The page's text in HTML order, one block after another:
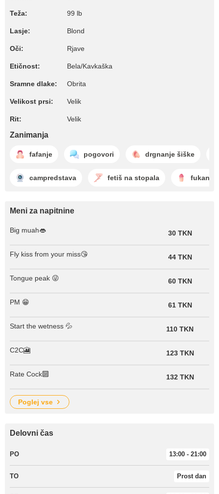
Teža: 99 lb
Lasje: Blond
Oči: Rjave
Etičnost: Bela/Kavkaška
Sramne dlake: Obrita
Velikost prsi: Velik
Rit: Velik
Zanimanja
fafanje pogovori drgnanje šiške
campredstava fetiš na stopala fukanje
Meni za napitnine
Big muah👄 30 TKN
Fly kiss from your miss😘 44 TKN
Tongue peak 😜 60 TKN
PM 😁 61 TKN
Start the wetness 💦 110 TKN
C2C🎦 123 TKN
Rate Cock🔟 132 TKN
poglej vse
Delovni čas
PO 13:00 - 21:00
TO Prost dan